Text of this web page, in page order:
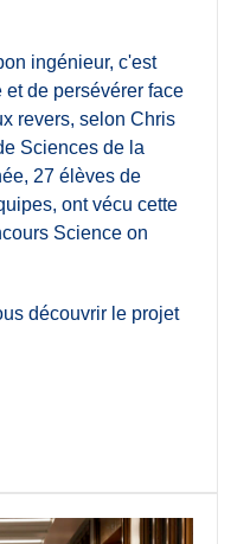
ingénieur, c'est
de persévérer face
revers, selon Chris
Sciences de la
27 élèves de
ont vécu cette
Science on
découvrir le projet